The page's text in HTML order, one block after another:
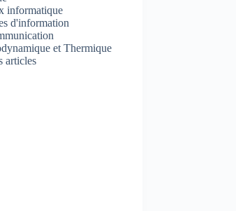
informatique
d'information
et Thermique
articles